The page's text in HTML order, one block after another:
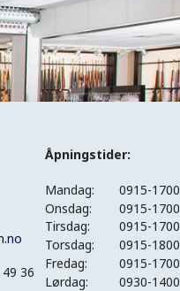
36
Åpningstider:
Mandag:
0915-1700
Onsdag:
0915-1700
Tirsdag:
0915-1700
Torsdag:
0915-1800
Fredag:
0915-1700
Lørdag:
0930-1400